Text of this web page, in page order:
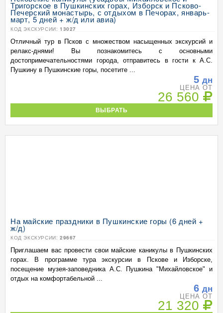
Тригорское в Пушкинских горах, Изборск и Псково-
Печерский монастырь, с отдыхом в Печорах, январь-
март, 5 дней + ж/д или авиа)
КОД ЭКСКУРСИИ: 13027
Отличный тур в Псков с множеством насыщенных экскурсий и
релакс-днями! Вы познакомитесь с основными
достопримечательностями города, отправитесь в гости к А.С.
Пушкину в Пушкинские горы, посетите ...
5 дн
ЦЕНА ОТ
26 560
ВЫБРАТЬ
На майские праздники в Пушкинские горы (6 дней +
ж/д)
КОД ЭКСКУРСИИ: 29667
Приглашаем вас провести свои майские каникулы в Пушкинских
горах. В программе тура экскурсии в Пскове и Изборске,
посещение музея-заповедника А.С. Пушкина "Михайловское" и
отдых на комфортабельной ...
6 дн
ЦЕНА ОТ
21 320